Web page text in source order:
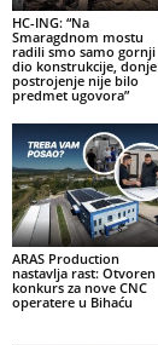
HC-ING: “Na
Smaragdnom mostu
radili smo samo gornji
dio konstrukcije, donje
postrojenje nije bilo
predmet ugovora”
ARAS Production
nastavlja rast: Otvoren
konkurs za nove CNC
operatere u Bihaću